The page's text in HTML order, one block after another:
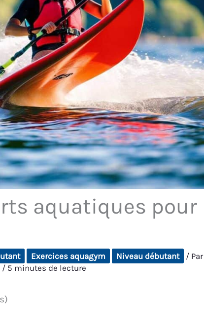
aquatiques pour
Exercices aquagym Niveau débutant
/ Par
/ 5 minutes de lecture